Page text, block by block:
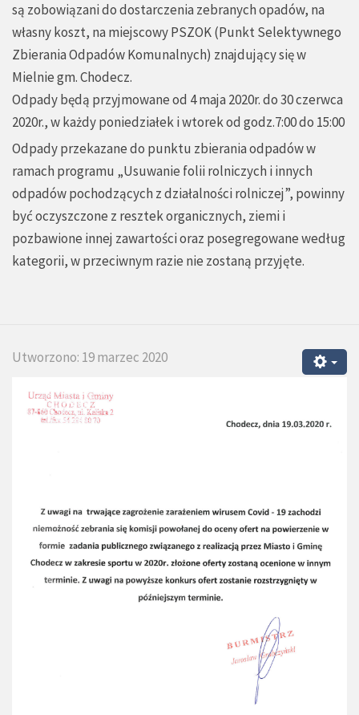
są zobowiązani do dostarczenia zebranych opadów, na
własny koszt, na miejscowy PSZOK (Punkt Selektywnego
Zbierania Odpadów Komunalnych) znajdujący się w
Mielnie gm. Chodecz.
Odpady będą przyjmowane od 4 maja 2020r. do 30 czerwca
2020r., w każdy poniedziałek i wtorek od godz.7:00 do 15:00
Odpady przekazane do punktu zbierania odpadów w
ramach programu „Usuwanie folii rolniczych i innych
odpadów pochodzących z działalności rolniczej”, powinny
być oczyszczone z resztek organicznych, ziemi i
pozbawione innej zawartości oraz posegregowane według
kategorii, w przeciwnym razie nie zostaną przyjęte.
Utworzono: 19 marzec 2020